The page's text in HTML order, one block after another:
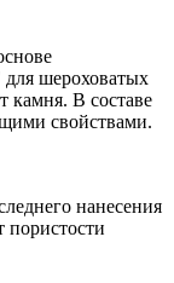
шероховатых
камня. В составе
свойствами.
нанесения
пористости